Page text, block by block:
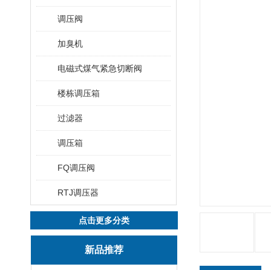
调压阀
加臭机
电磁式煤气紧急切断阀
楼栋调压箱
过滤器
调压箱
FQ调压阀
RTJ​调压器
点击更多分类
新品推荐